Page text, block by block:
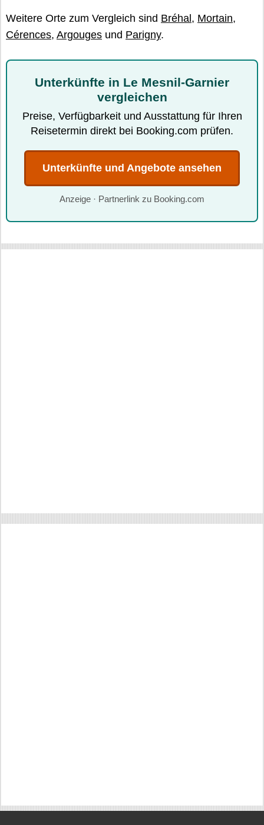
Weitere Orte zum Vergleich sind Bréhal, Mortain,
Cérences, Argouges und Parigny.
Unterkünfte in Le Mesnil-Garnier
vergleichen
Preise, Verfügbarkeit und Ausstattung für Ihren
Reisetermin direkt bei Booking.com prüfen.
Unterkünfte und Angebote ansehen
Anzeige · Partnerlink zu Booking.com